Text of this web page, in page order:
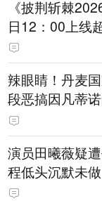
《披荆斩棘
日12：00上线
初见面直播，8
进行初舞台直播
辣眼睛！丹麦
段恶搞因凡蒂
演员田曦薇疑
程低头沉默未
出公众人物应容